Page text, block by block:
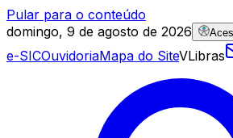
Pular para o conteúdo
domingo, 9 de agosto de 2026
e-SICOuvidoriaMapa do SiteVLibras